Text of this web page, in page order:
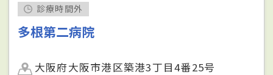
診療時間外
多根第二病院
大阪府大阪市港区築港3丁目4番25号